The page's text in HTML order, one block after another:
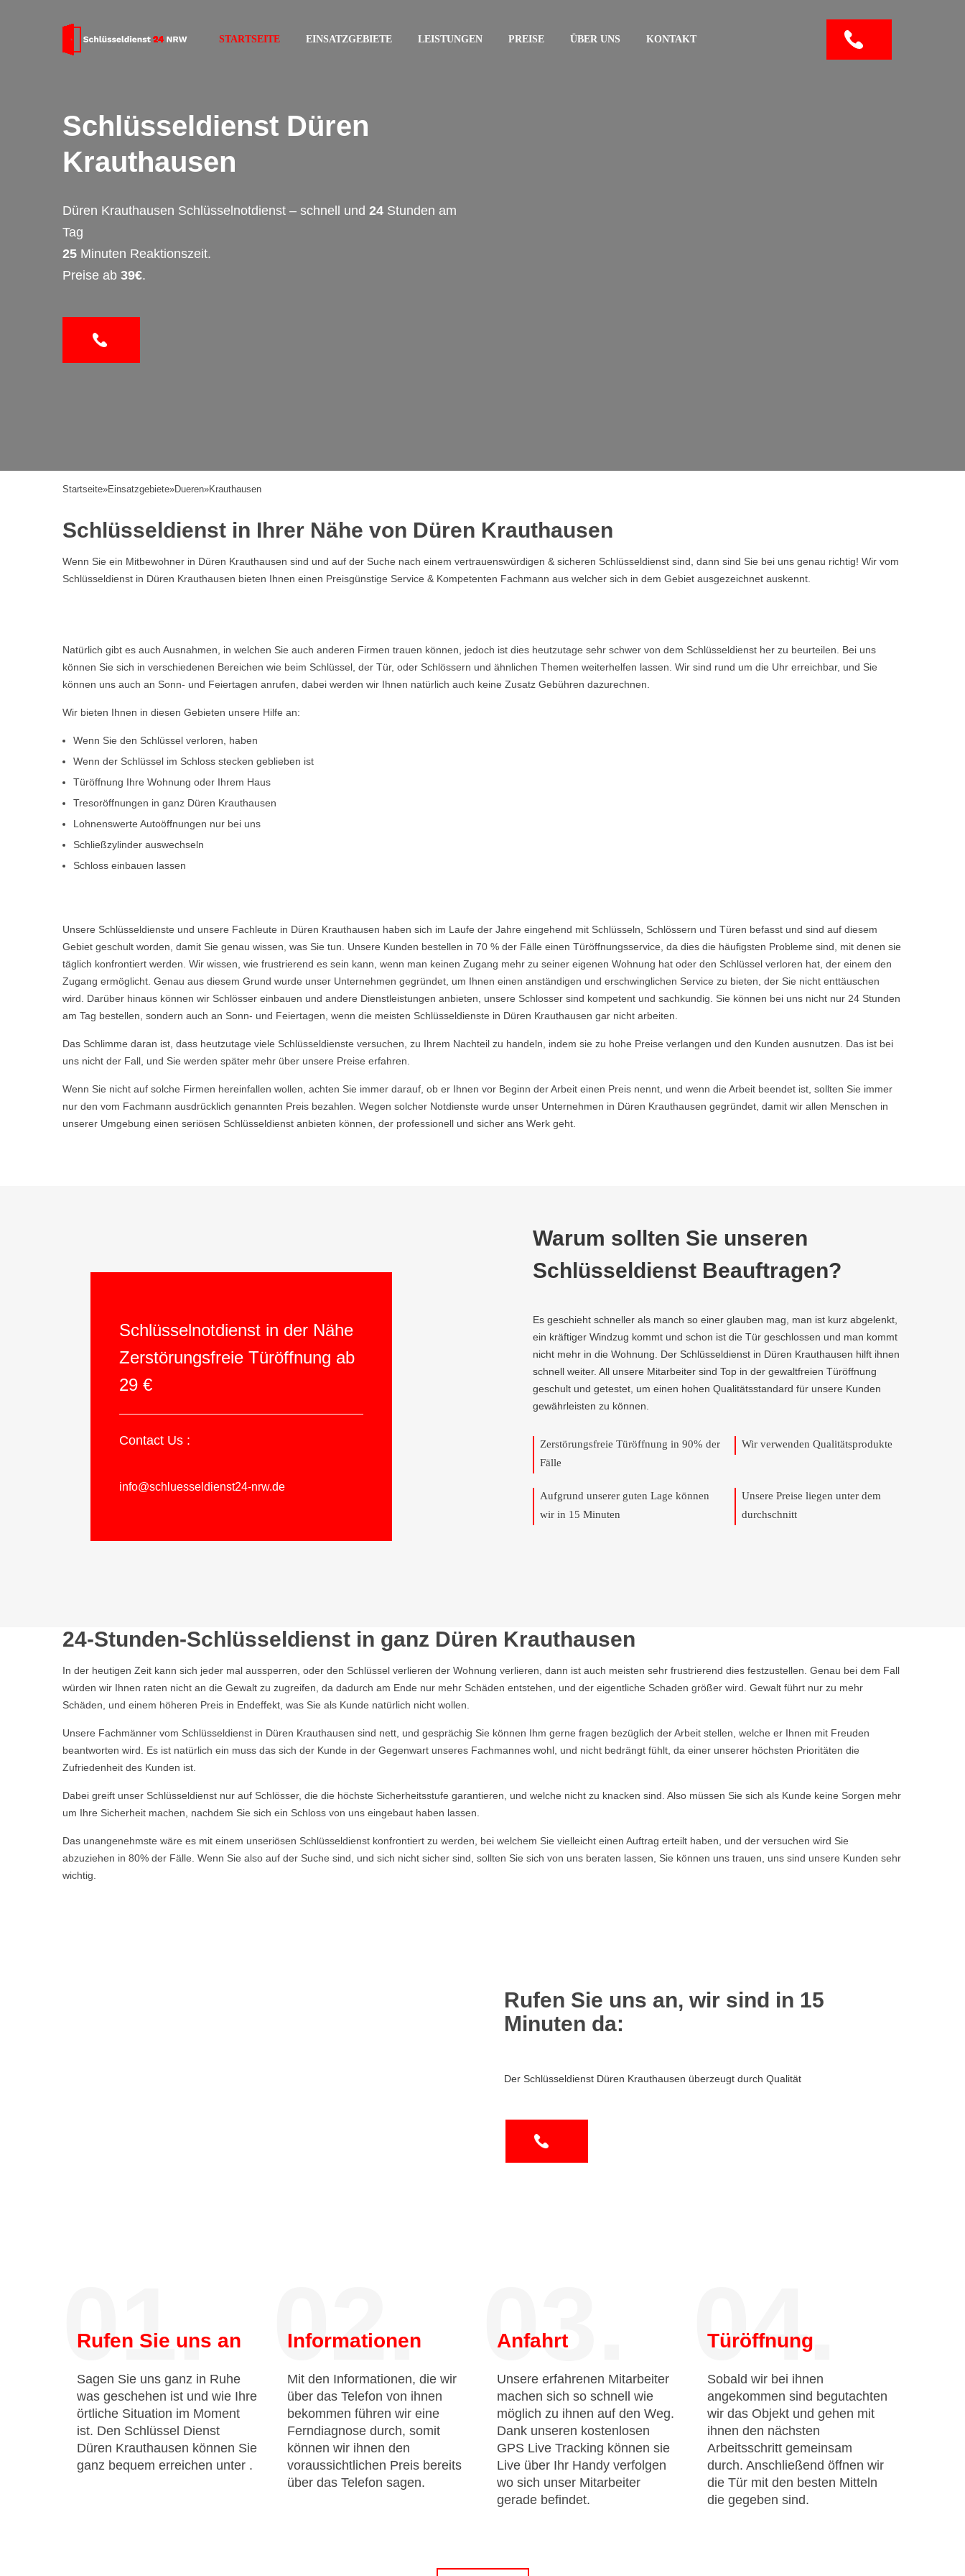
STARTSEITE EINSATZGEBIETE LEISTUNGEN PREISE ÜBER UNS KONTAKT
Schlüsseldienst Düren
Krauthausen
Düren Krauthausen Schlüsselnotdienst – schnell und 24 Stunden am
Tag
25 Minuten Reaktionszeit.
Preise ab 39€.
Startseite»Einsatzgebiete»Dueren»Krauthausen
Schlüsseldienst in Ihrer Nähe von Düren Krauthausen
Wenn Sie ein Mitbewohner in Düren Krauthausen sind und auf der Suche nach einem vertrauenswürdigen & sicheren Schlüsseldienst sind, dann sind Sie bei uns genau richtig! Wir vom
Schlüsseldienst in Düren Krauthausen bieten Ihnen einen Preisgünstige Service & Kompetenten Fachmann aus welcher sich in dem Gebiet ausgezeichnet auskennt.
Natürlich gibt es auch Ausnahmen, in welchen Sie auch anderen Firmen trauen können, jedoch ist dies heutzutage sehr schwer von dem Schlüsseldienst her zu beurteilen. Bei uns
können Sie sich in verschiedenen Bereichen wie beim Schlüssel, der Tür, oder Schlössern und ähnlichen Themen weiterhelfen lassen. Wir sind rund um die Uhr erreichbar, und Sie
können uns auch an Sonn- und Feiertagen anrufen, dabei werden wir Ihnen natürlich auch keine Zusatz Gebühren dazurechnen.
Wir bieten Ihnen in diesen Gebieten unsere Hilfe an:
Wenn Sie den Schlüssel verloren, haben
Wenn der Schlüssel im Schloss stecken geblieben ist
Türöffnung Ihre Wohnung oder Ihrem Haus
Tresoröffnungen in ganz Düren Krauthausen
Lohnenswerte Autoöffnungen nur bei uns
Schließzylinder auswechseln
Schloss einbauen lassen
Unsere Schlüsseldienste und unsere Fachleute in Düren Krauthausen haben sich im Laufe der Jahre eingehend mit Schlüsseln, Schlössern und Türen befasst und sind auf diesem
Gebiet geschult worden, damit Sie genau wissen, was Sie tun. Unsere Kunden bestellen in 70 % der Fälle einen Türöffnungsservice, da dies die häufigsten Probleme sind, mit denen sie
täglich konfrontiert werden. Wir wissen, wie frustrierend es sein kann, wenn man keinen Zugang mehr zu seiner eigenen Wohnung hat oder den Schlüssel verloren hat, der einem den
Zugang ermöglicht. Genau aus diesem Grund wurde unser Unternehmen gegründet, um Ihnen einen anständigen und erschwinglichen Service zu bieten, der Sie nicht enttäuschen
wird. Darüber hinaus können wir Schlösser einbauen und andere Dienstleistungen anbieten, unsere Schlosser sind kompetent und sachkundig. Sie können bei uns nicht nur 24 Stunden
am Tag bestellen, sondern auch an Sonn- und Feiertagen, wenn die meisten Schlüsseldienste in Düren Krauthausen gar nicht arbeiten.
Das Schlimme daran ist, dass heutzutage viele Schlüsseldienste versuchen, zu Ihrem Nachteil zu handeln, indem sie zu hohe Preise verlangen und den Kunden ausnutzen. Das ist bei
uns nicht der Fall, und Sie werden später mehr über unsere Preise erfahren.
Wenn Sie nicht auf solche Firmen hereinfallen wollen, achten Sie immer darauf, ob er Ihnen vor Beginn der Arbeit einen Preis nennt, und wenn die Arbeit beendet ist, sollten Sie immer
nur den vom Fachmann ausdrücklich genannten Preis bezahlen. Wegen solcher Notdienste wurde unser Unternehmen in Düren Krauthausen gegründet, damit wir allen Menschen in
unserer Umgebung einen seriösen Schlüsseldienst anbieten können, der professionell und sicher ans Werk geht.
Schlüsselnotdienst in der Nähe
Zerstörungsfreie Türöffnung ab
29 €
Contact Us :
info@schluesseldienst24-nrw.de
Warum sollten Sie unseren
Schlüsseldienst Beauftragen?
Es geschieht schneller als manch so einer glauben mag, man ist kurz abgelenkt,
ein kräftiger Windzug kommt und schon ist die Tür geschlossen und man kommt
nicht mehr in die Wohnung. Der Schlüsseldienst in Düren Krauthausen hilft ihnen
schnell weiter. All unsere Mitarbeiter sind Top in der gewaltfreien Türöffnung
geschult und getestet, um einen hohen Qualitätsstandard für unsere Kunden
gewährleisten zu können.
Zerstörungsfreie Türöffnung in 90% der
Fälle
Wir verwenden Qualitätsprodukte
Aufgrund unserer guten Lage können
wir in 15 Minuten
Unsere Preise liegen unter dem
durchschnitt
24-Stunden-Schlüsseldienst in ganz Düren Krauthausen
In der heutigen Zeit kann sich jeder mal aussperren, oder den Schlüssel verlieren der Wohnung verlieren, dann ist auch meisten sehr frustrierend dies festzustellen. Genau bei dem Fall
würden wir Ihnen raten nicht an die Gewalt zu zugreifen, da dadurch am Ende nur mehr Schäden entstehen, und der eigentliche Schaden größer wird. Gewalt führt nur zu mehr
Schäden, und einem höheren Preis in Endeffekt, was Sie als Kunde natürlich nicht wollen.
Unsere Fachmänner vom Schlüsseldienst in Düren Krauthausen sind nett, und gesprächig Sie können Ihm gerne fragen bezüglich der Arbeit stellen, welche er Ihnen mit Freuden
beantworten wird. Es ist natürlich ein muss das sich der Kunde in der Gegenwart unseres Fachmannes wohl, und nicht bedrängt fühlt, da einer unserer höchsten Prioritäten die
Zufriedenheit des Kunden ist.
Dabei greift unser Schlüsseldienst nur auf Schlösser, die die höchste Sicherheitsstufe garantieren, und welche nicht zu knacken sind. Also müssen Sie sich als Kunde keine Sorgen mehr
um Ihre Sicherheit machen, nachdem Sie sich ein Schloss von uns eingebaut haben lassen.
Das unangenehmste wäre es mit einem unseriösen Schlüsseldienst konfrontiert zu werden, bei welchem Sie vielleicht einen Auftrag erteilt haben, und der versuchen wird Sie
abzuziehen in 80% der Fälle. Wenn Sie also auf der Suche sind, und sich nicht sicher sind, sollten Sie sich von uns beraten lassen, Sie können uns trauen, uns sind unsere Kunden sehr
wichtig.
Rufen Sie uns an, wir sind in 15
Minuten da:
Der Schlüsseldienst Düren Krauthausen überzeugt durch Qualität
01.
Rufen Sie uns an
Sagen Sie uns ganz in Ruhe
was geschehen ist und wie Ihre
örtliche Situation im Moment
ist. Den Schlüssel Dienst
Düren Krauthausen können Sie
ganz bequem erreichen unter .
02.
Informationen
Mit den Informationen, die wir
über das Telefon von ihnen
bekommen führen wir eine
Ferndiagnose durch, somit
können wir ihnen den
voraussichtlichen Preis bereits
über das Telefon sagen.
03.
Anfahrt
Unsere erfahrenen Mitarbeiter
machen sich so schnell wie
möglich zu ihnen auf den Weg.
Dank unseren kostenlosen
GPS Live Tracking können sie
Live über Ihr Handy verfolgen
wo sich unser Mitarbeiter
gerade befindet.
04.
Türöffnung
Sobald wir bei ihnen
angekommen sind begutachten
wir das Objekt und gehen mit
ihnen den nächsten
Arbeitsschritt gemeinsam
durch. Anschließend öffnen wir
die Tür mit den besten Mitteln
die gegeben sind.